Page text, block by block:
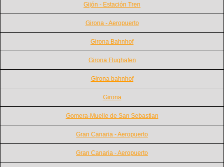
Gijón - Estación Tren
Girona - Aeropuerto
Girona Bahnhof
Girona Flughafen
Girona bahnhof
Girona
Gomera-Muelle de San Sebastian
Gran Canaria - Aeropuerto
Gran Canaria - Aeropuerto